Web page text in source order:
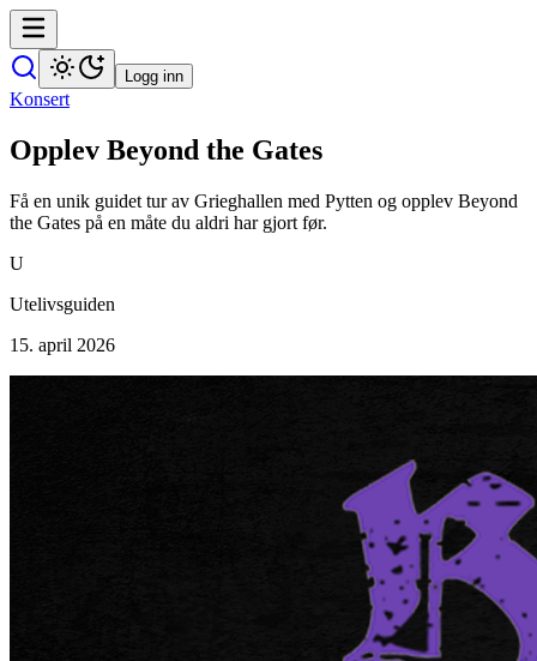
Logg inn
Konsert
Opplev Beyond the Gates
Få en unik guidet tur av Grieghallen med Pytten og opplev Beyond
the Gates på en måte du aldri har gjort før.
U
Utelivsguiden
15. april 2026